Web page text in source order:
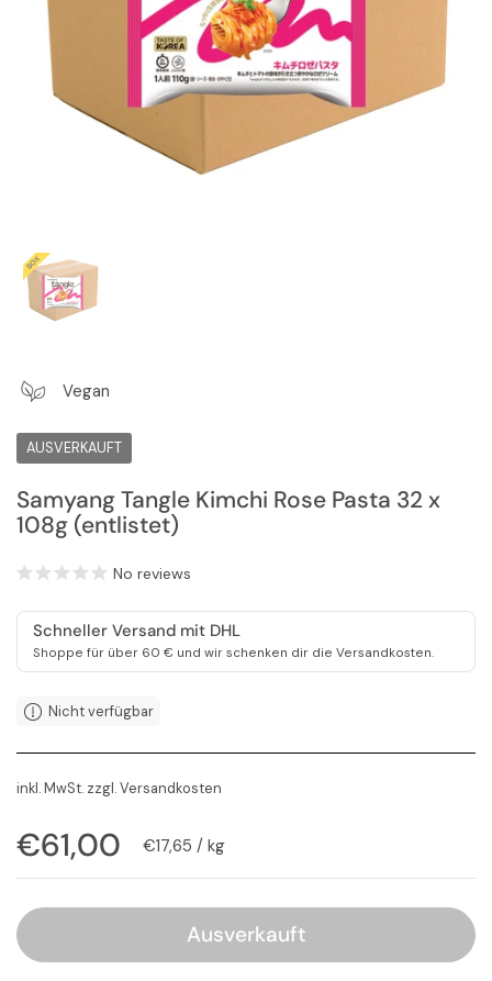
Zeige Folie 1
Vegan
AUSVERKAUFT
Samyang Tangle Kimchi Rose Pasta 32 x
108g (entlistet)
No reviews
Schneller Versand mit DHL
Shoppe für über 60 € und wir schenken dir die Versandkosten.
Nicht verfügbar
inkl. MwSt. zzgl.Versandkosten
Regulärer Preis
€61,00 Stückpreis
€17,65 / kg
Ausverkauft